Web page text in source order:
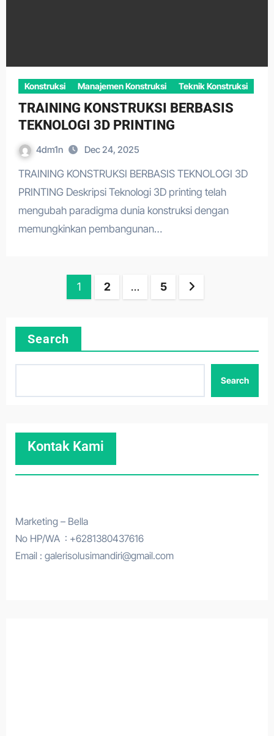
Konstruksi Manajemen Konstruksi Teknik Konstruksi
TRAINING KONSTRUKSI BERBASIS
TEKNOLOGI 3D PRINTING
4dm1n Dec 24, 2025
TRAINING KONSTRUKSI BERBASIS TEKNOLOGI 3D
PRINTING Deskripsi Teknologi 3D printing telah
mengubah paradigma dunia konstruksi dengan
memungkinkan pembangunan…
1 2 … 5
Search
Search
Kontak Kami
Marketing – Bella
No HP/WA : +6281380437616
Email : galerisolusimandiri@gmail.com